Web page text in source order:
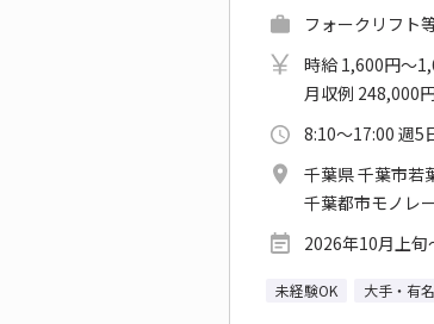
フォークリフト
時給 1,600円～
月収例 248,000
8:10～17:00 週5
千葉県 千葉市若
千葉都市モノレ
2026年10月上旬
未経験OK 大手・有名